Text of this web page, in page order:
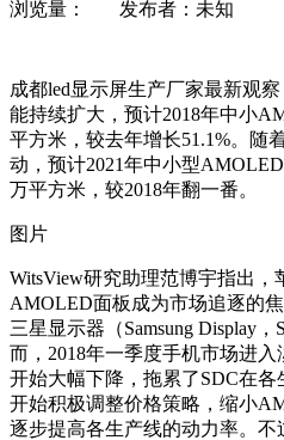
浏览量： 发布者：未知
成都led显示屏生产厂家最新观
能持续扩大，预计2018年中小
平方米，较去年增长51.1%。随
动，预计2021年中小型
万平方米，较2018年翻一番。
图片
WitsView研究助理范博宇指出，
AMOLED面板成为市场追逐的
三星显示器（Samsung Display
而，2018年一季度手机市场进
开始大幅下降，拖累了SDC在
开始积极调整价格策略，缩小
逐步提高各生产线的动力率。